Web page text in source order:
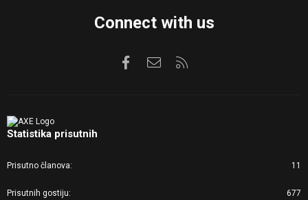
Connect with us
FacebookKontaktirajte nas
Statistika prisutnih
Prisutno članova 11
Prisutnih gostiju 677